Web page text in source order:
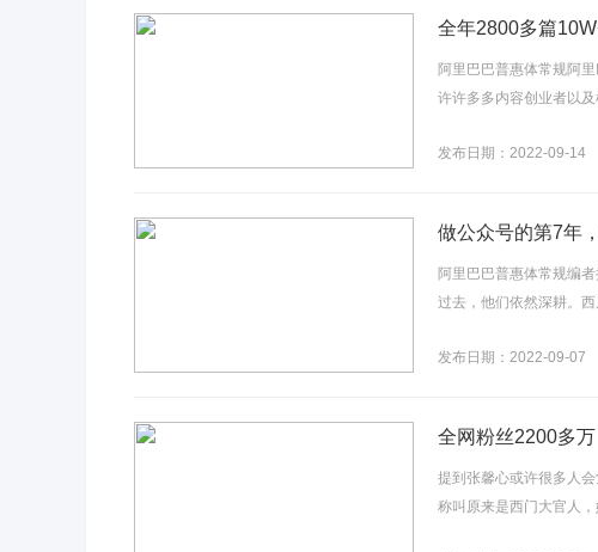
全年2800多篇
阿里巴巴普惠体常规阿
许许多多内容创业者以
发布日期：2022-09-14
做公众号的第7年
阿里巴巴普惠体常规编
过去，他们依然深耕。
发布日期：2022-09-07
全网粉丝2200多
提到张馨心或许很多人
称叫原来是西门大官人